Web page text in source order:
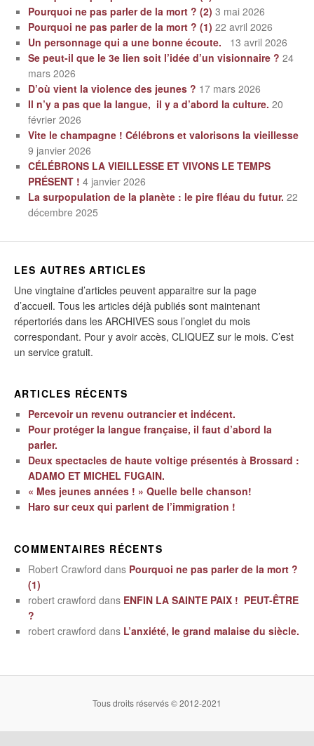
Pourquoi ne pas parler de la mort ? (2) 3 mai 2026
Pourquoi ne pas parler de la mort ? (1) 22 avril 2026
Un personnage qui a une bonne écoute.
13 avril 2026
Se peut-il que le 3e lien soit l’idée d’un visionnaire ? 24
mars 2026
D’où vient la violence des jeunes ? 17 mars 2026
Il n’y a pas que la langue, il y a d’abord la culture. 20
février 2026
Vite le champagne ! Célébrons et valorisons la vieillesse
9 janvier 2026
CÉLÉBRONS LA VIEILLESSE ET VIVONS LE TEMPS
PRÉSENT ! 4 janvier 2026
La surpopulation de la planète : le pire fléau du futur. 22
décembre 2025
LES AUTRES ARTICLES
Une vingtaine d’articles peuvent apparaitre sur la page
d’accueil. Tous les articles déjà publiés sont maintenant
répertoriés dans les ARCHIVES sous l’onglet du mois
correspondant. Pour y avoir accès, CLIQUEZ sur le mois. C’est
un service gratuit.
ARTICLES RÉCENTS
Percevoir un revenu outrancier et indécent.
Pour protéger la langue française, il faut d’abord la
parler.
Deux spectacles de haute voltige présentés à Brossard :
ADAMO ET MICHEL FUGAIN.
« Mes jeunes années ! » Quelle belle chanson!
Haro sur ceux qui parlent de l’immigration !
COMMENTAIRES RÉCENTS
Robert Crawford dans Pourquoi ne pas parler de la mort ?
(1)
robert crawford dans ENFIN LA SAINTE PAIX ! PEUT-ÊTRE
?
robert crawford dans L’anxiété, le grand malaise du siècle.
Tous droits réservés © 2012-2021